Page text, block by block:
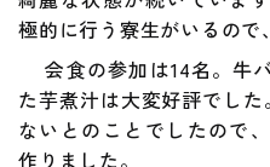
極的に行う寮生がいるので
会食の参加は14名。牛
た芋煮汁は大変好評でし
ないとのことでしたので
作りました。